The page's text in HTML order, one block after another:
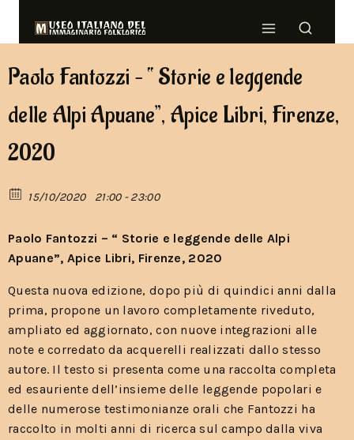
Paolo Fantozzi – “ Storie e leggende
delle Alpi Apuane”, Apice Libri, Firenze,
2020
15/10/2020 21:00 - 23:00
Paolo Fantozzi – “ Storie e leggende delle Alpi
Apuane”, Apice Libri, Firenze, 2020
Questa nuova edizione, dopo più di quindici anni dalla
prima, propone un lavoro completamente riveduto,
ampliato ed aggiornato, con nuove integrazioni alle
note e corredato da acquerelli realizzati dallo stesso
autore. Il testo si presenta come una raccolta completa
ed esauriente dell’insieme delle leggende popolari e
delle numerose testimonianze orali che Fantozzi ha
raccolto in molti anni di ricerca sul campo dalla viva